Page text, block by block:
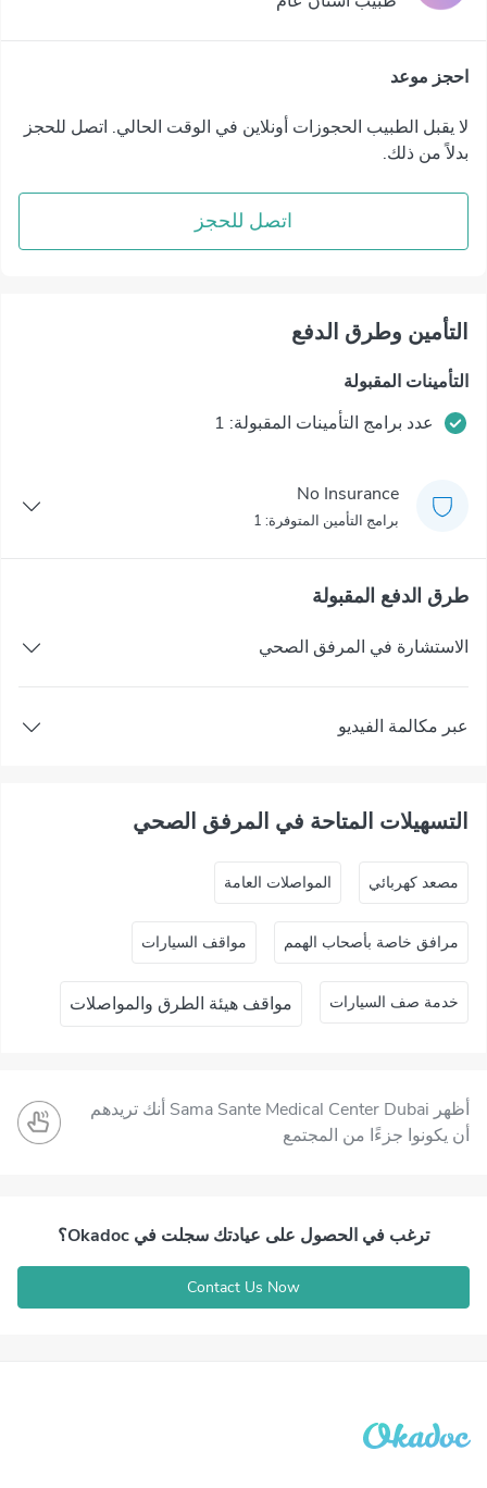
احجز موعد
لا يقبل الطبيب الحجوزات أونلاين في الوقت الحالي. اتصل للحجز
بدلاً من ذلك.
اتصل للحجز
التأمين وطرق الدفع
التأمينات المقبولة
عدد برامج التأمينات المقبولة: 1
No Insurance
برامج التأمين المتوفرة: 1
طرق الدفع المقبولة
الاستشارة في المرفق الصحي
عبر مكالمة الفيديو
التسهيلات المتاحة في المرفق الصحي
ﻣﺼﻌﺪ ﻛﻬﺮﺑﺎﺋﻲ المواصلات العامة
مرافق خاصة بأصحاب الهمم مواقف السيارات
خدمة صف السيارات مواقف هيئة الطرق والمواصلات
أظهر Sama Sante Medical Center Dubai أنك تريدهم
أن يكونوا جزءًا من المجتمع
ترغب في الحصول على عيادتك سجلت في Okadoc؟
Contact Us Now